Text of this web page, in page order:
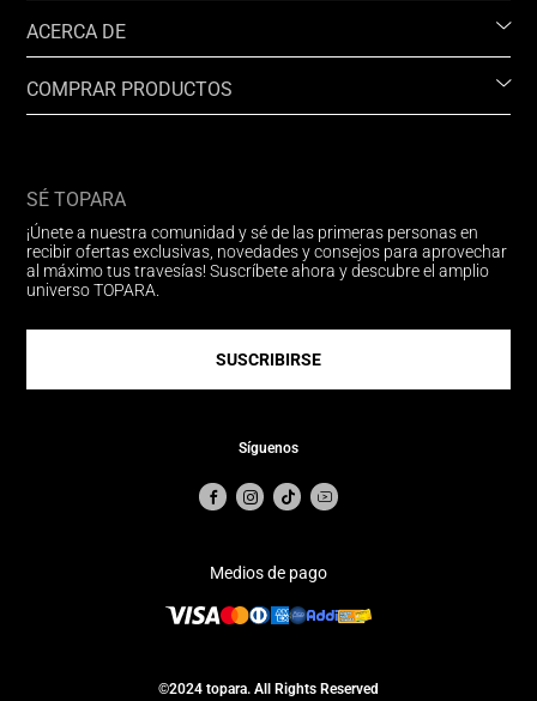
ACERCA DE
COMPRAR PRODUCTOS
SÉ TOPARA
¡Únete a nuestra comunidad y sé de las primeras personas en
recibir ofertas exclusivas, novedades y consejos para aprovechar
al máximo tus travesías! Suscríbete ahora y descubre el amplio
universo TOPARA.
SUSCRIBIRSE
Síguenos
Medios de pago
©2024 topara. All Rights Reserved